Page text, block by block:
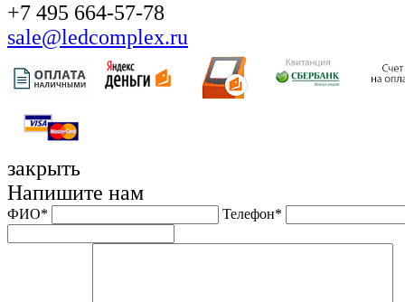
+7 495 664-57-78
sale@ledcomplex.ru
закрыть
Напишите нам
ФИО* Телефон*